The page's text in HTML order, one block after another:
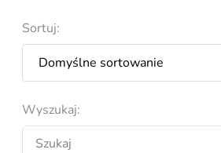
Sortuj:
Wyszukaj: